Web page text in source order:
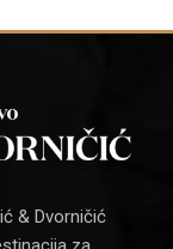
& Dvorničić